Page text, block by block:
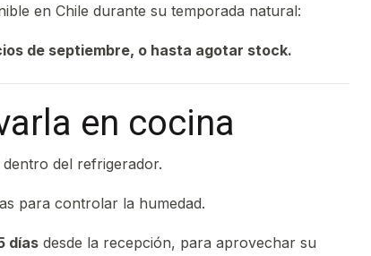
en Chile durante su temporada natural:
de septiembre, o hasta agotar stock.
en cocina
del refrigerador.
para controlar la humedad.
días desde la recepción, para aprovechar su